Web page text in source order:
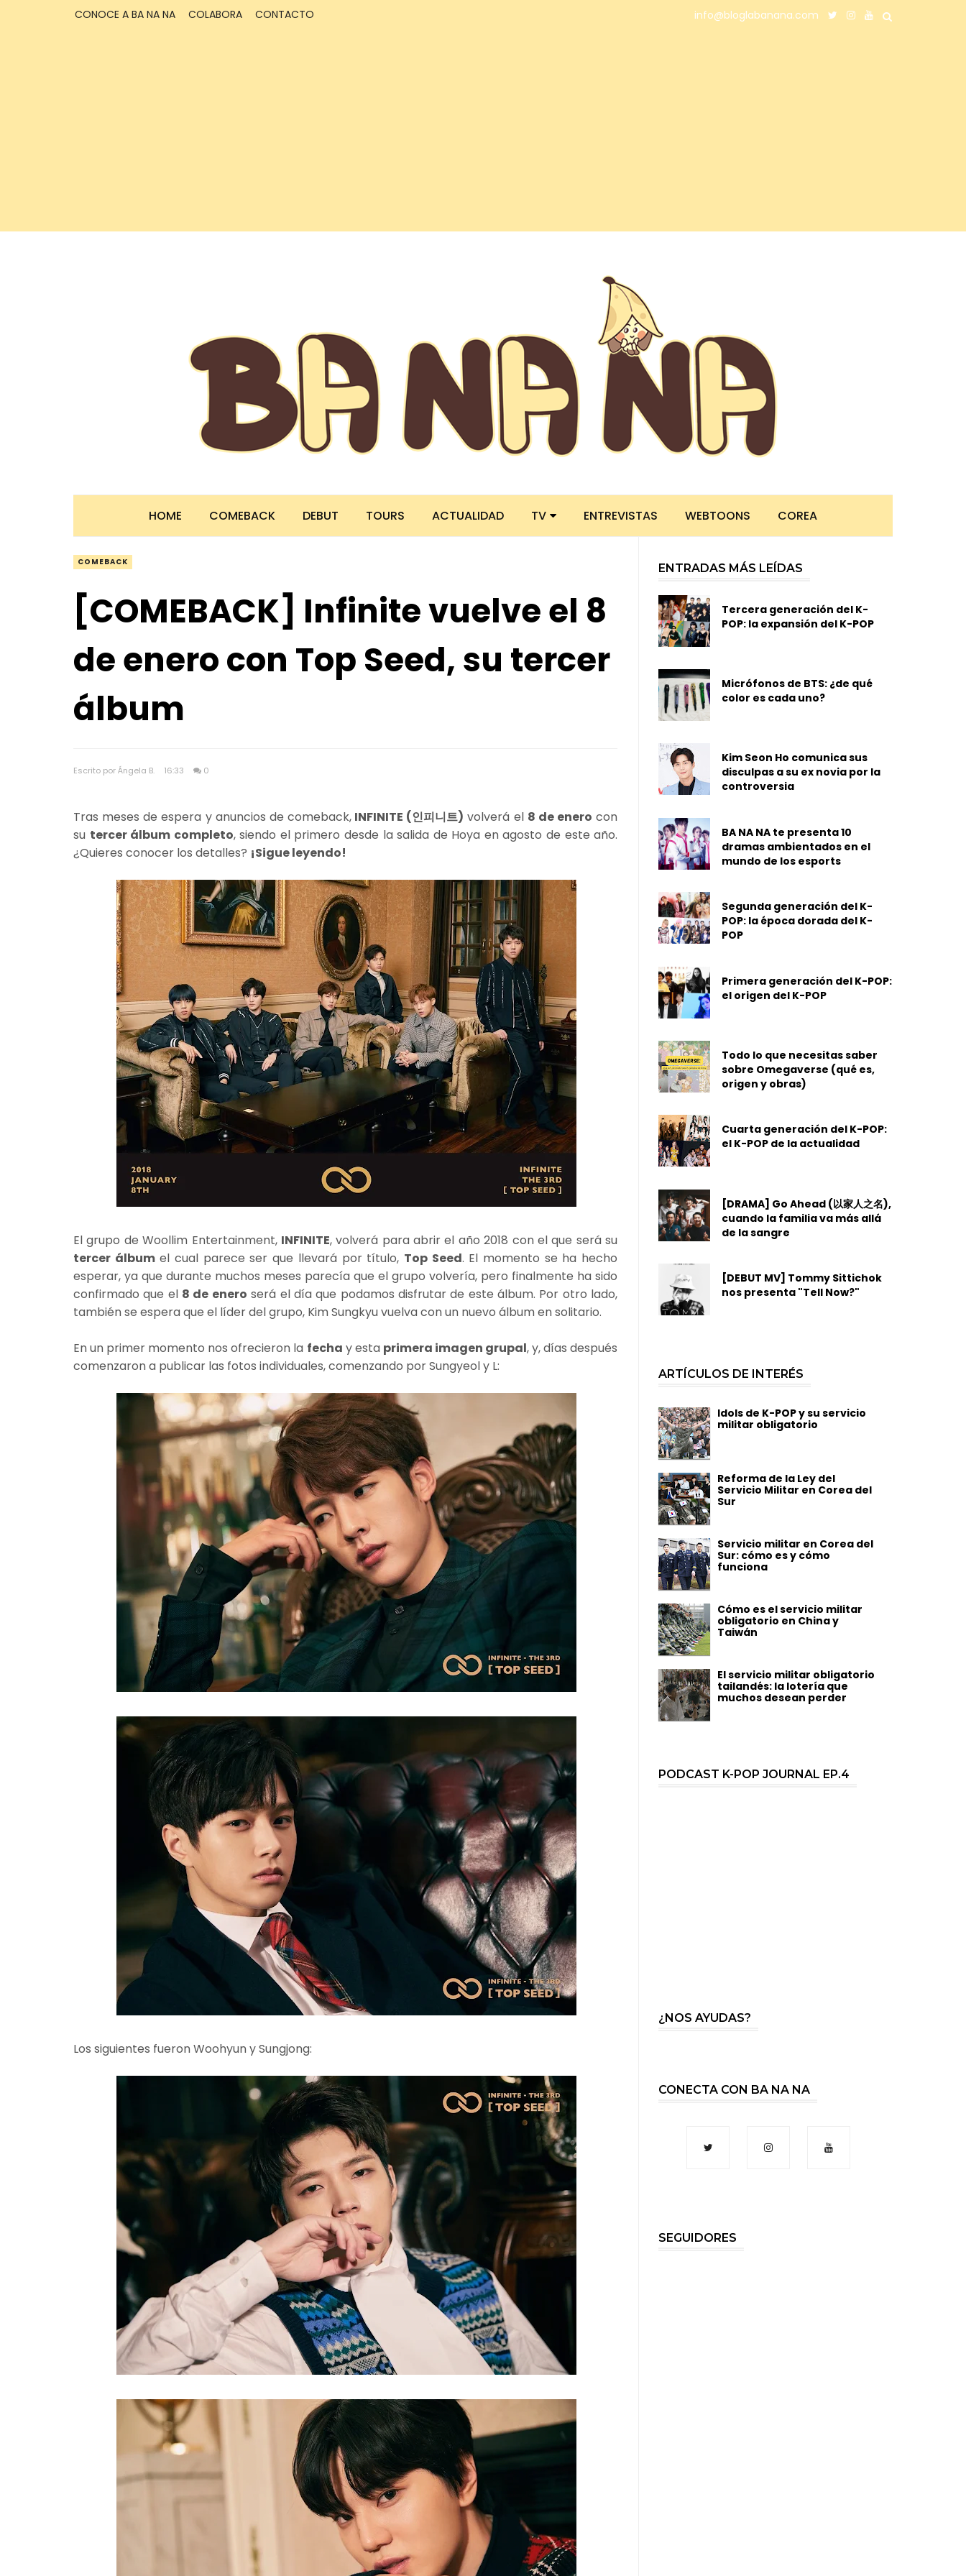
CONOCE A BA NA NA COLABORA CONTACTO info@bloglabanana.com
HOME COMEBACK DEBUT TOURS ACTUALIDAD TV ENTREVISTAS WEBTOONS COREA
COMEBACK
[COMEBACK] Infinite vuelve el 8
de enero con Top Seed, su tercer
álbum
Escrito por Ángela B. 16:33 0
Tras meses de espera y anuncios de comeback,INFINITE (인피니트) volverá el 8 de enero con
su tercer álbum completo, siendo el primero desde la salida de Hoya en agosto de este año.
¿Quieres conocer los detalles? ¡Sigue leyendo!
El grupo de Woollim Entertainment, INFINITE, volverá para abrir el año 2018 con el que será su
tercer álbumel cual parece ser que llevará por título, Top Seed. El momento se ha hecho
esperar, ya que durante muchos meses parecía que el grupo volvería, pero finalmente ha sido
confirmado que el 8 de enero será el día que podamos disfrutar de este álbum. Por otro lado,
también se espera que el líder del grupo, Kim Sungkyu vuelva con un nuevo álbum en solitario.
En un primer momento nos ofrecieron la fecha y esta primera imagen grupal, y, días después
comenzaron a publicar las fotos individuales, comenzando por Sungyeol y L:
Los siguientes fueron Woohyun y Sungjong:
ENTRADAS MÁS LEÍDAS
Tercera generación del K-
POP: la expansión del K-POP
Micrófonos de BTS: ¿de qué
color es cada uno?
Kim Seon Ho comunica sus
disculpas a su ex novia por la
controversia
BA NA NA te presenta 10
dramas ambientados en el
mundo de los esports
Segunda generación del K-
POP: la época dorada del K-
POP
Primera generación del K-POP:
el origen del K-POP
Todo lo que necesitas saber
sobre Omegaverse (qué es,
origen y obras)
Cuarta generación del K-POP:
el K-POP de la actualidad
[DRAMA] Go Ahead (以家人之名),
cuando la familia va más allá
de la sangre
[DEBUT MV] Tommy Sittichok
nos presenta "Tell Now?"
ARTÍCULOS DE INTERÉS
Idols de K-POP y su servicio
militar obligatorio
Reforma de la Ley del
Servicio Militar en Corea del
Sur
Servicio militar en Corea del
Sur: cómo es y cómo
funciona
Cómo es el servicio militar
obligatorio en China y
Taiwán
El servicio militar obligatorio
tailandés: la lotería que
muchos desean perder
PODCAST K-POP JOURNAL EP.4
¿NOS AYUDAS?
CONECTA CON BA NA NA
SEGUIDORES